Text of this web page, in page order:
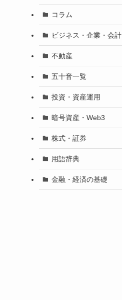
コラム
ビジネス・企業・会計
不動産
五十音一覧
投資・資産運用
暗号資産・Web3
株式・証券
用語辞典
金融・経済の基礎